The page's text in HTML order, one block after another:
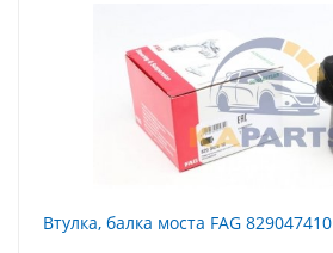
Втулка, балка моста FAG 829047410